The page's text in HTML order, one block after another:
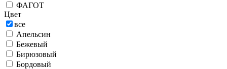
ФАГОТ
Цвет
все
Апельсин
Бежевый
Бирюзовый
Бордовый